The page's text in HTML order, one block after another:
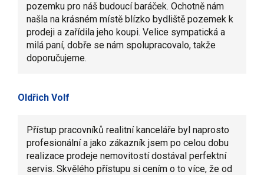
pozemku pro náš budoucí baráček. Ochotně nám
našla na krásném místě blízko bydliště pozemek k
prodeji a zařídila jeho koupi. Velice sympatická a
milá paní, dobře se nám spolupracovalo, takže
doporučujeme.
Oldřich Volf
Přístup pracovníků realitní kanceláře byl naprosto
profesionální a jako zákazník jsem po celou dobu
realizace prodeje nemovitostí dostával perfektní
servis. Skvělého přístupu si cením o to více, že od